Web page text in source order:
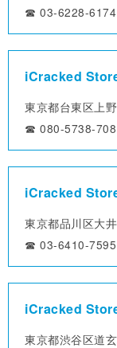
☎︎ 03-6228-6174
iCracked
東京都台東区上
☎︎ 080-5738-
iCracked
東京都品川区大
☎︎ 03-6410-7595
iCracked
東京都渋谷区道